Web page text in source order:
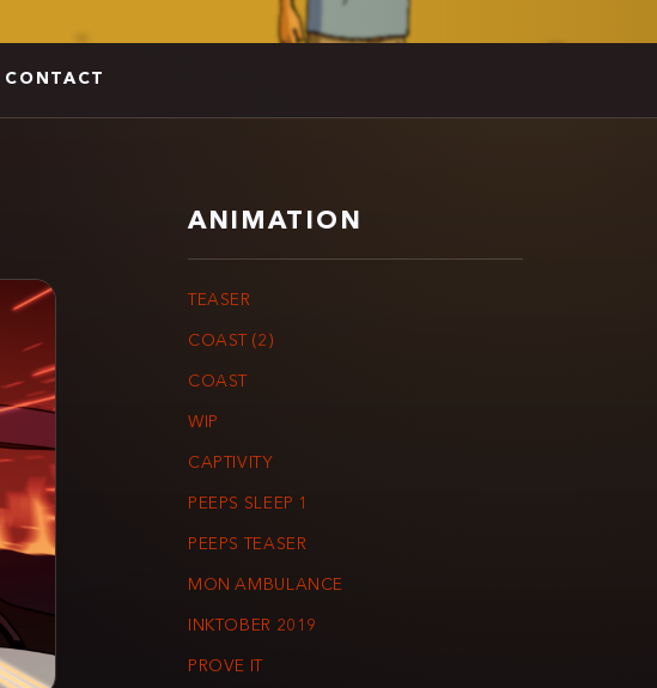
CONTACT
ANIMATION
TEASER
COAST (2)
COAST
WIP
CAPTIVITY
PEEPS SLEEP 1
PEEPS TEASER
MON AMBULANCE
INKTOBER 2019
PROVE IT